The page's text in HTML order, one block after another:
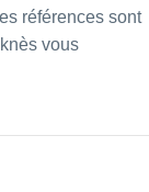
références sont
vous